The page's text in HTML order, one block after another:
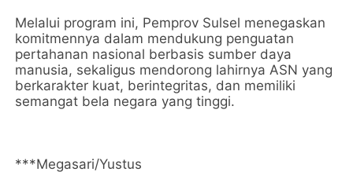
Melalui program ini, Pemprov Sulsel menegaskan
komitmennya dalam mendukung penguatan
pertahanan nasional berbasis sumber daya
manusia, sekaligus mendorong lahirnya ASN yang
berkarakter kuat, berintegritas, dan memiliki
semangat bela negara yang tinggi.
***Megasari/Yustus